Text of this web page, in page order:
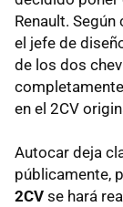
Renault. Según
el jefe de
de los dos
en el 2CV
Autocar deja
públicamente,
2CV se hará